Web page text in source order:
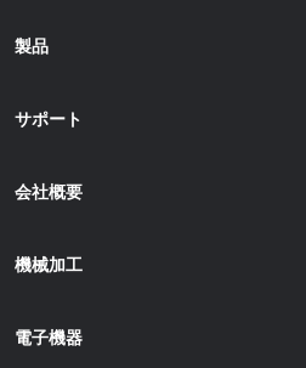
ケットの頂点で小型パラシュート
品質の防水パーツを提供した。 出
129メートルで誤って損傷した。
圧部品サポートを組み合わせた。
く、水中......
製品
サポート
会社概要
機械加工
電子機器